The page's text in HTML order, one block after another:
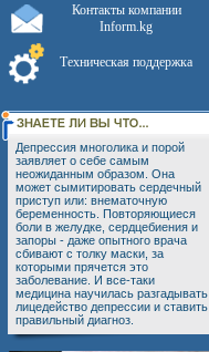
Контакты компании
Inform.kg
Техническая поддержка
Депрессия многолика и порой
заявляет о себе самым
неожиданным образом. Она
может сымитировать сердечный
приступ или: внематочную
беременность. Повторяющиеся
боли в желудке, сердцебиения и
запоры - даже опытного врача
сбивают с толку маски, за
которыми прячется это
заболевание. И все-таки
медицина научилась разгадывать
лицедейство депрессии и ставить
правильный диагноз.